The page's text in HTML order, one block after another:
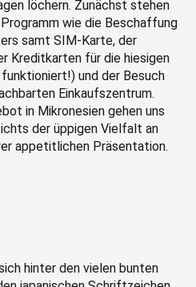
löchern. Zunächst stehen
wie die Beschaffung
samt SIM-Karte, der
Kreditkarten für die hiesigen
und der Besuch
Einkaufszentrum.
in Mikronesien gehen uns
der üppigen Vielfalt an
appetitlichen Präsentation.
hinter den vielen bunten